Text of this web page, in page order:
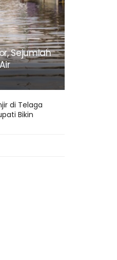
Sejumlah
di Telaga
Bikin